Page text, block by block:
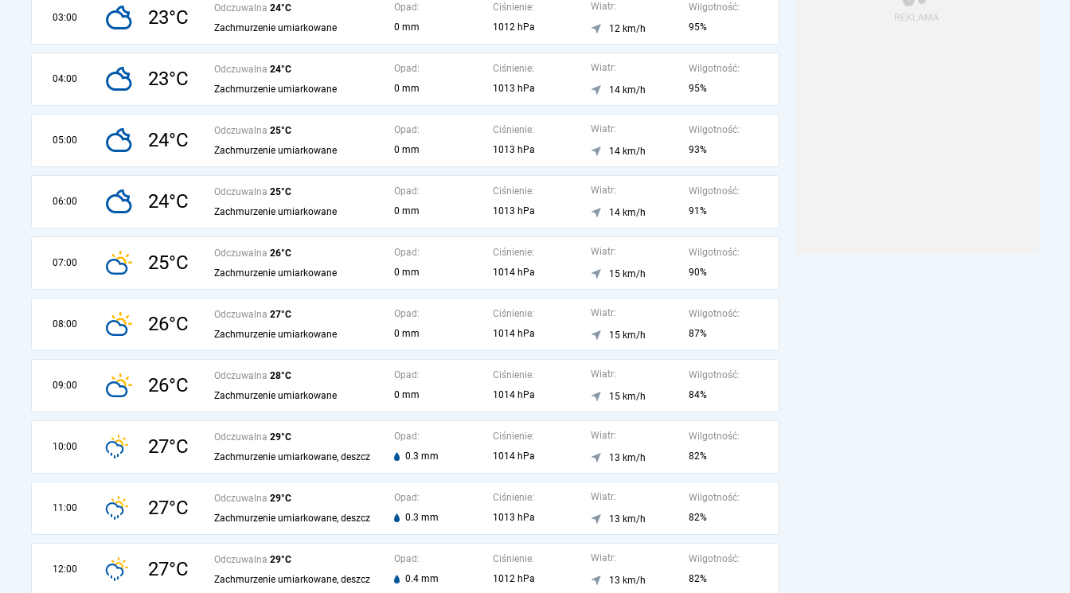
03:00 23°C Odczuwalna 24°C
Zachmurzenie umiarkowane
Opad:
0 mm
Ciśnienie:
1012 hPa
Wiatr:
12 km/h
Wilgotność:
95%
04:00 23°C Odczuwalna 24°C
Zachmurzenie umiarkowane
Opad:
0 mm
Ciśnienie:
1013 hPa
Wiatr:
14 km/h
Wilgotność:
95%
05:00 24°C Odczuwalna 25°C
Zachmurzenie umiarkowane
Opad:
0 mm
Ciśnienie:
1013 hPa
Wiatr:
14 km/h
Wilgotność:
93%
06:00 24°C Odczuwalna 25°C
Zachmurzenie umiarkowane
Opad:
0 mm
Ciśnienie:
1013 hPa
Wiatr:
14 km/h
Wilgotność:
91%
07:00 25°C Odczuwalna 26°C
Zachmurzenie umiarkowane
Opad:
0 mm
Ciśnienie:
1014 hPa
Wiatr:
15 km/h
Wilgotność:
90%
08:00 26°C Odczuwalna 27°C
Zachmurzenie umiarkowane
Opad:
0 mm
Ciśnienie:
1014 hPa
Wiatr:
15 km/h
Wilgotność:
87%
09:00 26°C Odczuwalna 28°C
Zachmurzenie umiarkowane
Opad:
0 mm
Ciśnienie:
1014 hPa
Wiatr:
15 km/h
Wilgotność:
84%
10:00 27°C Odczuwalna 29°C
Zachmurzenie umiarkowane, deszcz
Opad:
0.3 mm
Ciśnienie:
1014 hPa
Wiatr:
13 km/h
Wilgotność:
82%
11:00 27°C Odczuwalna 29°C
Zachmurzenie umiarkowane, deszcz
Opad:
0.3 mm
Ciśnienie:
1013 hPa
Wiatr:
13 km/h
Wilgotność:
82%
12:00 27°C Odczuwalna 29°C
Zachmurzenie umiarkowane, deszcz
Opad:
0.4 mm
Ciśnienie:
1012 hPa
Wiatr:
13 km/h
Wilgotność:
82%